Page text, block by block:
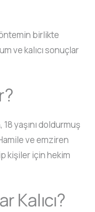
birlikte
ve kalıcı sonuçlar
yaşını doldurmuş
ve emziren
kişiler için hekim
Kalıcı?